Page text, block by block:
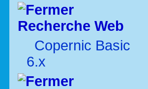
Recherche Web
Copernic Basic
6.x